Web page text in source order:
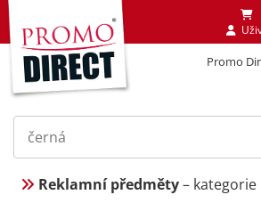
Promo
Reklamní předměty– kategorie